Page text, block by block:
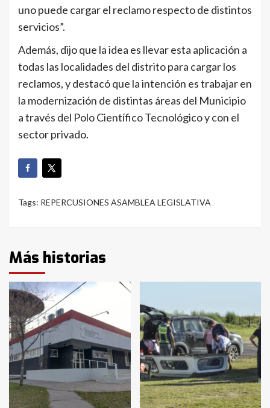
uno puede cargar el reclamo respecto de distintos
servicios”.
Además, dijo que la idea es llevar esta aplicación a
todas las localidades del distrito para cargar los
reclamos, y destacó que la intención es trabajar en
la modernización de distintas áreas del Municipio
a través del Polo Científico Tecnológico y con el
sector privado.
Tags: REPERCUSIONES ASAMBLEA LEGISLATIVA
Más historias